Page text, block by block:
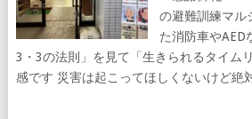
の避難訓練マル
た消防車やAED
3・3の法則」を見て「生きられるタイム
感です 災害は起こってほしくないけど